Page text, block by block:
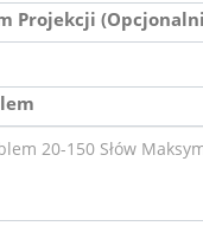
Projekcji